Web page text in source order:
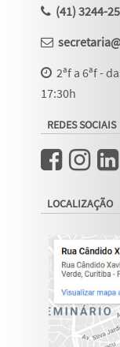
(41) 3244-
2ªf a 6ªf -
17:30h
REDES SOCIAIS
LOCALIZAÇÃO